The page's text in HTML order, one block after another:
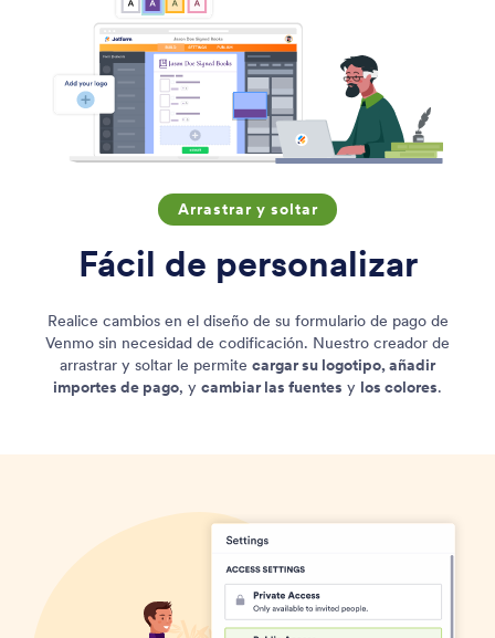
Arrastrar y soltar
Fácil de personalizar
Realice cambios en el diseño de su formulario de pago de
Venmo sin necesidad de codificación. Nuestro creador de
arrastrar y soltar le permite cargar su logotipo, añadir
importes de pago, y cambiar las fuentes y los colores.